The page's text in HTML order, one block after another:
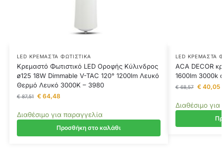
LED ΚΡΕΜΑΣΤΆ ΦΩΤΙΣΤΙΚΆ
Κρεμαστό Φωτιστικό LED Οροφής Κύλινδρος
ø125 18W Dimmable V-TAC 120° 1200lm Λευκό
Θερμό Λευκό 3000K – 3980
€87,51 €64,48
Διαθέσιμο για παραγγελία
Προσθήκη στο καλάθι
LED ΚΡΕΜΑΣΤΆ
ACA DECOR
1600lm 3000k
€68,57 €40,05
Διαθέσιμο